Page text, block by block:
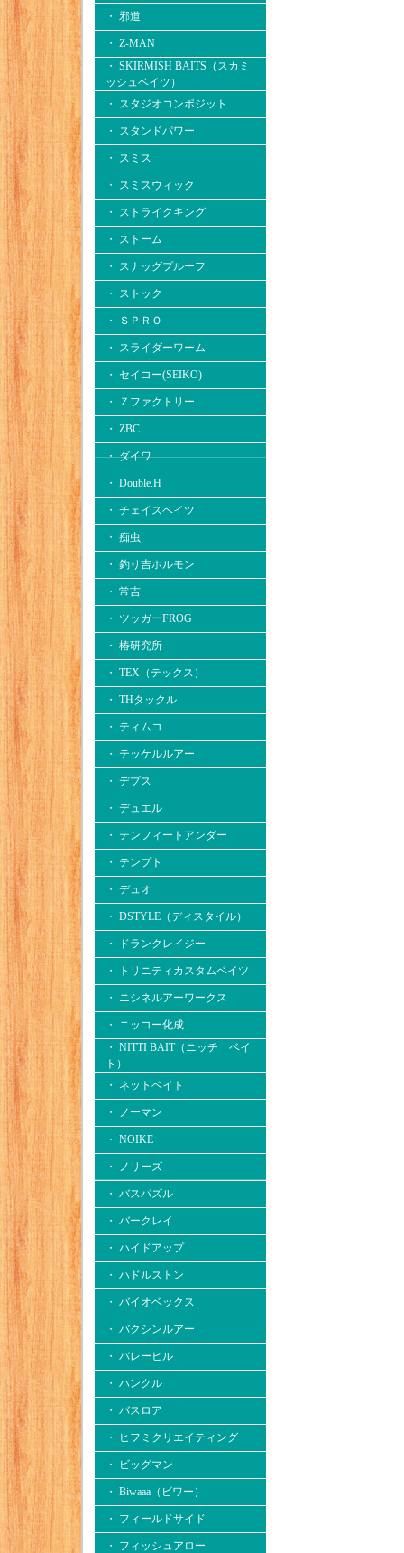
・ 邪道
・ Z-MAN
・ SKIRMISH BAITS（スカミ
ッシュベイツ）
・ スタジオコンポジット
・ スタンドパワー
・ スミス
・ スミスウィック
・ ストライクキング
・ ストーム
・ スナッグプルーフ
・ ストック
・ ＳＰＲＯ
・ スライダーワーム
・ セイコー(SEIKO)
・ Ｚファクトリー
・ ZBC
・ ダイワ
・ Double.H
・ チェイスベイツ
・ 痴虫
・ 釣り吉ホルモン
・ 常吉
・ ツッガーFROG
・ 椿研究所
・ TEX（テックス）
・ THタックル
・ ティムコ
・ テッケルルアー
・ デプス
・ デュエル
・ テンフィートアンダー
・ テンプト
・ デュオ
・ DSTYLE（ディスタイル）
・ ドランクレイジー
・ トリニティカスタムベイツ
・ ニシネルアーワークス
・ ニッコー化成
・ NITTI BAIT（ニッチ ベイ
ト）
・ ネットベイト
・ ノーマン
・ NOIKE
・ ノリーズ
・ バスパズル
・ バークレイ
・ ハイドアップ
・ ハドルストン
・ バイオベックス
・ バクシンルアー
・ バレーヒル
・ ハンクル
・ バスロア
・ ヒフミクリエイティング
・ ビッグマン
・ Biwaaa（ビワー）
・ フィールドサイド
・ フィッシュアロー